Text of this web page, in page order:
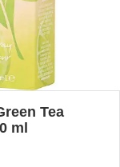
Tea
ml